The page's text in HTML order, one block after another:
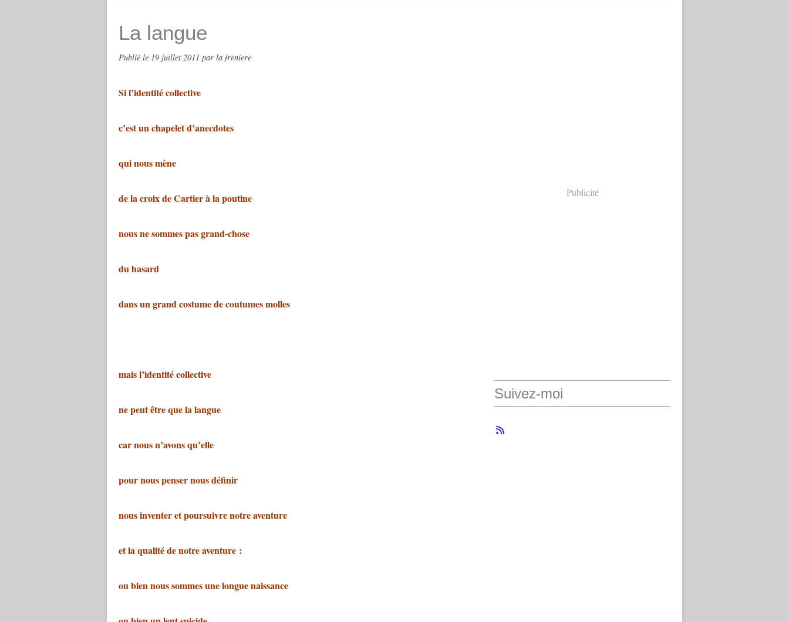
La langue
Publié le 19 juillet 2011 par la freniere
Si l’identité collective
c’est un chapelet d’anecdotes
qui nous mène
de la croix de Cartier à la poutine
nous ne sommes pas grand-chose
du hasard
dans un grand costume de coutumes molles
mais l’identité collective
ne peut être que la langue
car nous n’avons qu’elle
pour nous penser nous définir
nous inventer et poursuivre notre aventure
et la qualité de notre aventure :
ou bien nous sommes une longue naissance
Publicité
Suivez-moi